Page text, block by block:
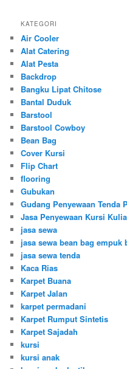
KATEGORI
Air Cooler
Alat Catering
Alat Pesta
Backdrop
Bangku Lipat Chitose
Bantal Duduk
Barstool
Barstool Cowboy
Bean Bag
Cover Kursi
Flip Chart
flooring
Gubukan
Gudang Penyewaan Tenda
Jasa Penyewaan Kursi
jasa sewa
jasa sewa bean bag empuk
jasa sewa tenda
Kaca Rias
Karpet Buana
Karpet Jalan
karpet permadani
Karpet Rumput Sintetis
Karpet Sajadah
kursi
kursi anak